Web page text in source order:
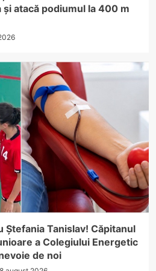
atacă podiumul la 400 m
Tanislav! Căpitanul
a Colegiului Energetic
de noi